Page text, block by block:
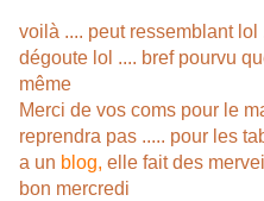
voilà .... peut ressemblant
dégoute lol .... bref pourvu
même
Merci de vos coms pour le
reprendra pas ..... pour les
a un blog, elle fait des
bon mercredi